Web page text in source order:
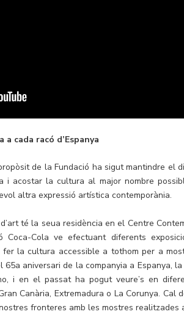
cada racó d’Espanya
de la Fundació ha sigut mantindre el
acostar la cultura al major nombre
altra expressió artística contemporània.
té la seua residència en el Centre
Coca-Cola ve efectuant diferents
la cultura accessible a tothom per a
aniversari de la companyia a Espanya,
i en el passat ha pogut veure’s en
Canària, Extremadura o La Corunya. Cal
fronteres amb les mostres realitzades